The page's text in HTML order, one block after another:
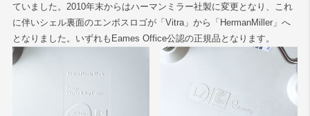
ていました。2010年末からはハーマンミラー社製に変更となり、これ
に伴いシェル裏面のエンボスロゴが「Vitra」から「HermanMiller」へ
となりました。いずれもEames Office公認の正規品となります。